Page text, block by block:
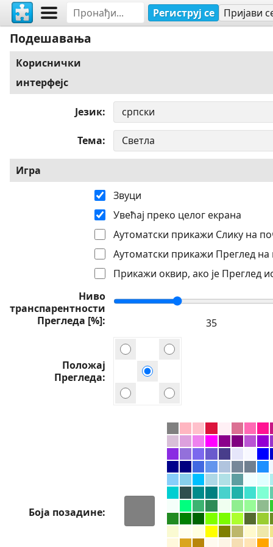
Региструј се Пријави
Подешавања
Кориснички
интерфејс
Језик
Тема
Игра
Звуци
Увећај преко целог екрана
Аутоматски прикажи Слику на
Аутоматски прикажи Преглед на
Прикажи оквир, ако је Преглед
Ниво
транспарентности
Прегледа [%]
Положај
Прегледа
Боја позадине